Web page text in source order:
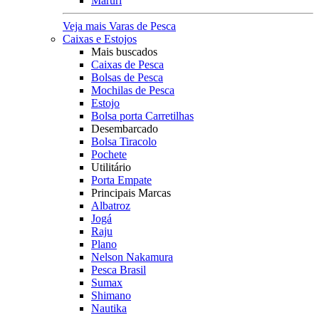
Veja mais Varas de Pesca
Caixas e Estojos
Mais buscados
Caixas de Pesca
Bolsas de Pesca
Mochilas de Pesca
Estojo
Bolsa porta Carretilhas
Desembarcado
Bolsa Tiracolo
Pochete
Utilitário
Porta Empate
Principais Marcas
Albatroz
Jogá
Raju
Plano
Nelson Nakamura
Pesca Brasil
Sumax
Shimano
Nautika